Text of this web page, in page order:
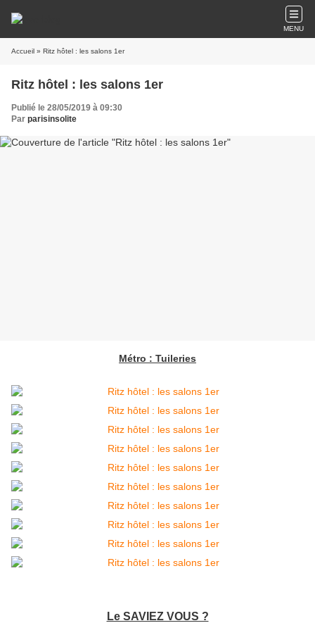
MENU
Accueil » Ritz hôtel : les salons 1er
Ritz hôtel : les salons 1er
Publié le 28/05/2019 à 09:30
Par parisinsolite
Métro : Tuileries
Le SAVIEZ VOUS ?